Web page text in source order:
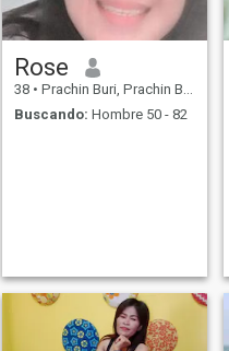
Rose
38 • Prachin Buri, Prachin Buri, Tailandia
Buscando: Hombre 50 - 82